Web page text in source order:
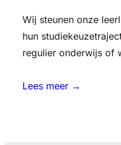
Wij steunen onze
hun
regulier onderwijs of
Lees meer →